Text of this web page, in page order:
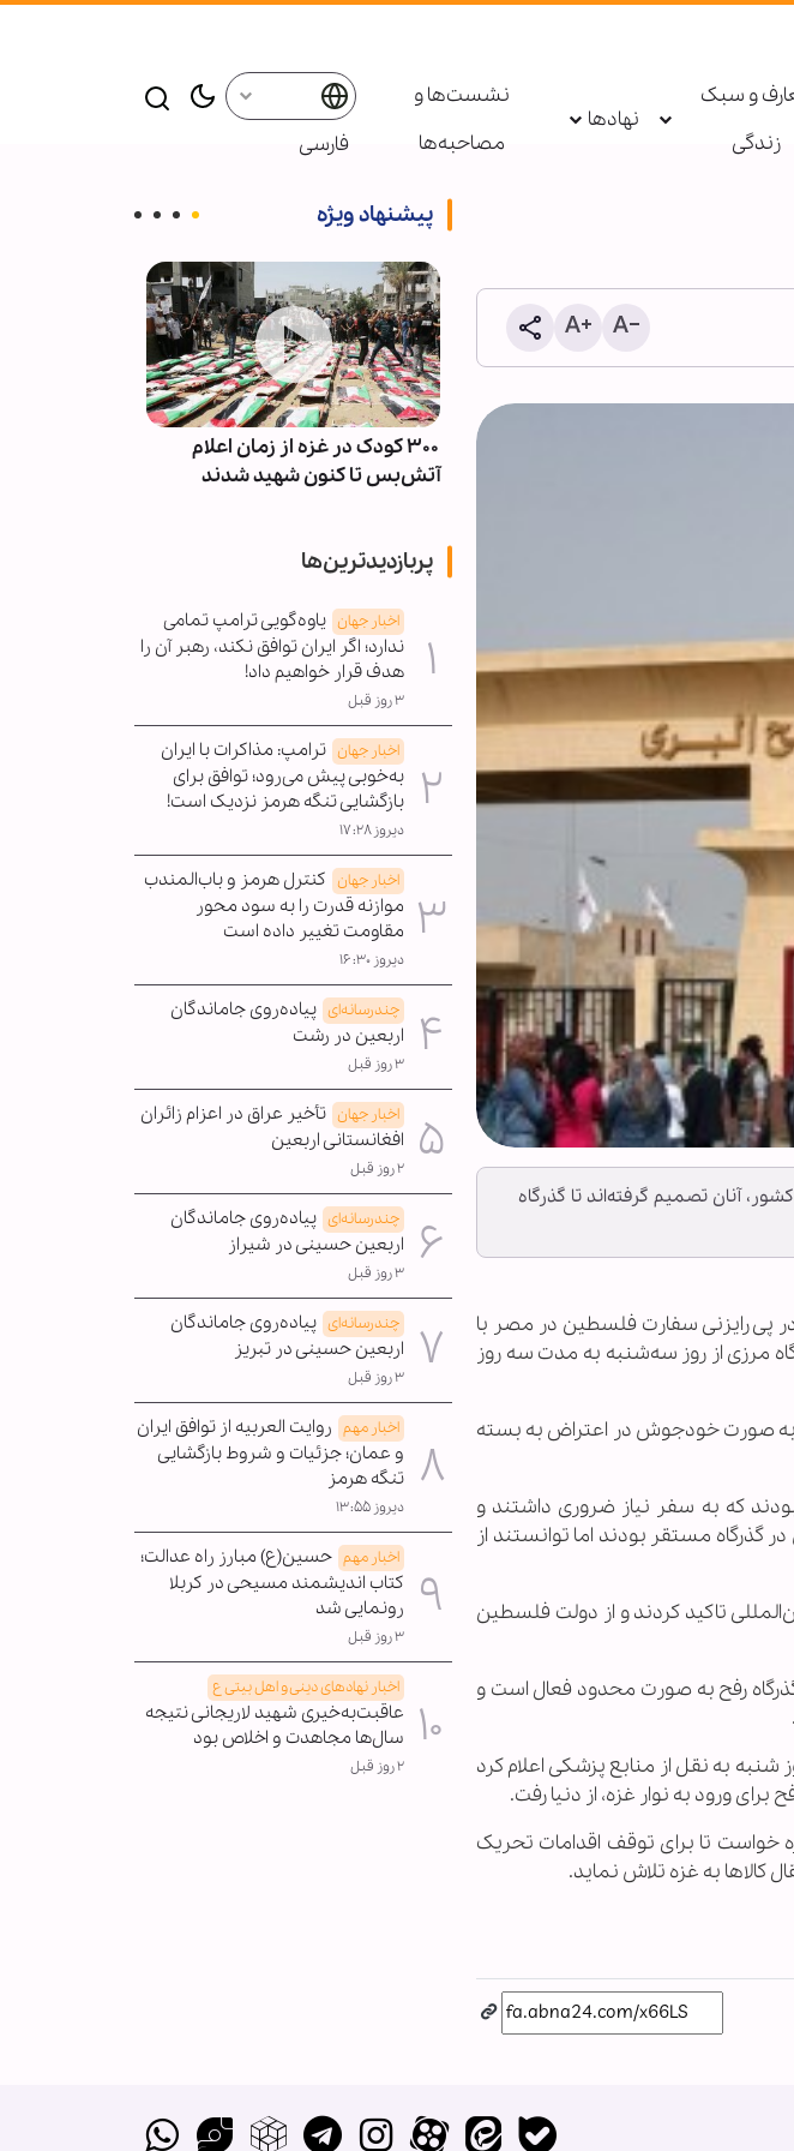
و سبک
زندگی
نهادها
نشست‌ها و
مصاحبه‌ها
فارسی
آنان تصمیم گرفته‌اند تا گذرگاه
در پی رایزنی سفارت فلسطین در مصر با
مرزی از روز سه‌شنبه به مدت سه روز
صورت خودجوش در اعتراض به بسته
که به سفر نیاز ضروری داشتند و
گذرگاه مستقر بودند اما توانستند از
تاکید کردند و از دولت فلسطین
رفح به صورت محدود فعال است و
به نقل از منابع پزشکی اعلام کرد
ورود به نوار غزه، از دنیا رفت.
خواست تا برای توقف اقدامات تحریک
کالاها به غزه تلاش نماید.
پیشنهاد ویژه
۳۰۰ کودک در غزه از زمان اعلام
آتش‌بس تا کنون شهید شدند
پربازدیدترین‌ها
اخبار جهان یاوه‌گویی ترامپ تمامی
ندارد؛ اگر ایران توافق نکند، رهبر آن را
هدف قرار خواهیم داد!
۳ روز قبل
اخبار جهان ترامپ: مذاکرات با ایران
به‌خوبی پیش می‌رود؛ توافق برای
بازگشایی تنگه هرمز نزدیک است!
دیروز ۱۷:۲۸
اخبار جهان کنترل هرمز و باب‌المندب
موازنه قدرت را به سود محور
مقاومت تغییر داده است
دیروز ۱۶:۳۰
چندرسانه‌ای پیاده‌روی جاماندگان
اربعین در رشت
۳ روز قبل
اخبار جهان تأخیر عراق در اعزام زائران
افغانستانی اربعین
۲ روز قبل
چندرسانه‌ای پیاده‌روی جاماندگان
اربعین حسینی در شیراز
۳ روز قبل
چندرسانه‌ای پیاده‌روی جاماندگان
اربعین حسینی در تبریز
۳ روز قبل
اخبار مهم روایت العربیه از توافق ایران
و عمان؛ جزئیات و شروط بازگشایی
تنگه هرمز
دیروز ۱۳:۵۵
اخبار مهم حسین(ع) مبارز راه عدالت؛
کتاب اندیشمند مسیحی در کربلا
رونمایی شد
۳ روز قبل
اخبار نهادهای دینی و اهل بیتی ع
عاقبت‌به‌خیری شهید لاریجانی نتیجه
سال‌ها مجاهدت و اخلاص بود
۲ روز قبل